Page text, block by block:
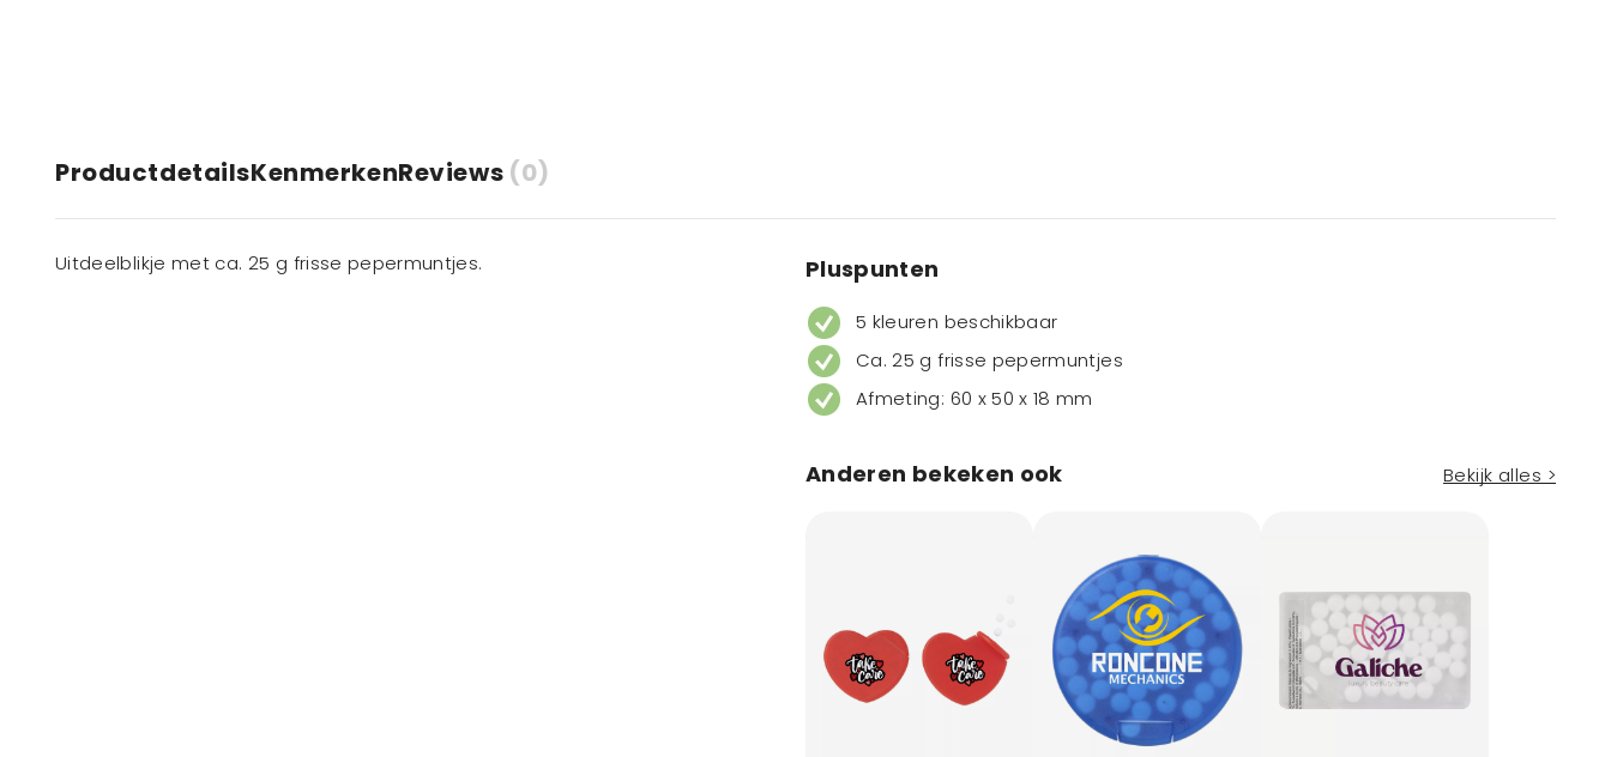
ProductdetailsKenmerkenReviews (0)
Uitdeelblikje met ca. 25 g frisse pepermuntjes. Pluspunten
5 kleuren beschikbaar
Ca. 25 g frisse pepermuntjes
Afmeting: 60 x 50 x 18 mm
Anderen bekeken ook Bekijk alles >